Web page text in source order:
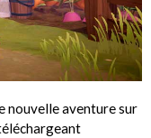
nouvelle aventure sur